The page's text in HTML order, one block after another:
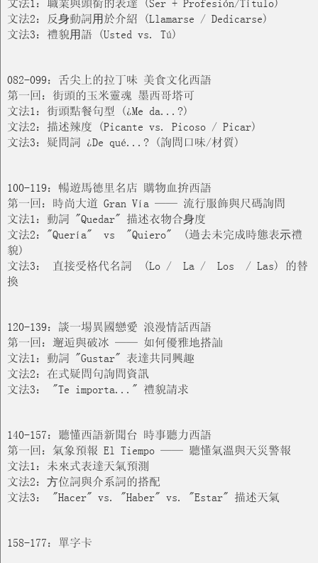
文法1：職業與頭銜的表達 (Ser + Profesión/Título)
文法2：反⾝動詞⽤於介紹 (Llamarse / Dedicarse)
文法3：禮貌⽤語 (Usted vs. Tú)
082-099：舌尖上的拉丁味 美食文化西語
第一回：街頭的玉米靈魂 墨西哥塔可
文法1：街頭點餐句型 (¿Me da...?)
文法2：描述辣度 (Picante vs. Picoso / Picar)
文法3：疑問詞 ¿De qué...? (詢問口味/材質)
100-119：暢遊馬德里名店 購物血拚西語
第一回：時尚大道 Gran Vía —— 流行服飾與尺碼詢問
文法1：動詞 "Quedar" 描述衣物合⾝度
文法2："Quería" vs "Quiero" (過去未完成時態表⽰禮
貌)
文法3： 直接受格代名詞 (Lo / La / Los / Las) 的替
換
120-139：談一場異國戀愛 浪漫情話西語
第一回：邂逅與破冰 —— 如何優雅地搭訕
文法1：動詞 "Gustar" 表達共同興趣
文法2：在式疑問句詢問資訊
文法3： "Te importa..." 禮貌請求
140-157：聽懂西語新聞台 時事聽力西語
第一回：氣象預報 El Tiempo —— 聽懂氣溫與天災警報
文法1：未來式表達天氣預測
文法2：⽅位詞與介系詞的搭配
文法3： "Hacer" vs. "Haber" vs. "Estar" 描述天氣
158-177：單字卡